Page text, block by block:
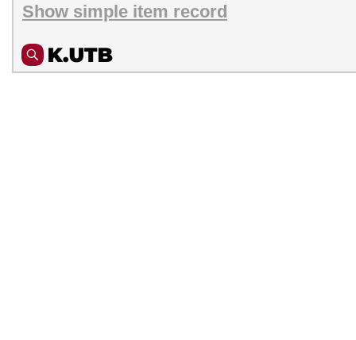
Show simple item record